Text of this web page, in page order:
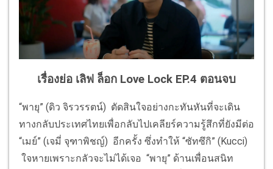
เรื่องย่อ เลิฟ ล็อก Love Lock EP.4 ตอนจบ
“พายุ” (ดิว จิรวรรตน์) ตัดสินใจอย่างกะทันหันที่จะเดิน
ทางกลับประเทศไทยเพื่อกลับไปเคลียร์ความรู้สึกที่ยังมีต่อ
“เมย์” (เจมี่ จุฑาพิชญ์) อีกครั้ง ซึ่งทำให้ “ซัทซึกิ” (Kucci)
ใจหายเพราะกลัวจะไม่ได้เจอ “พายุ” ด้านเพื่อนสนิท